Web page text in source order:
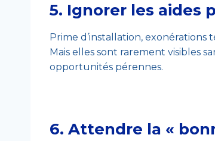
5. Ignorer les aides
Prime d’installation, exonérations
Mais elles sont rarement visibles
opportunités pérennes.
6. Attendre la «